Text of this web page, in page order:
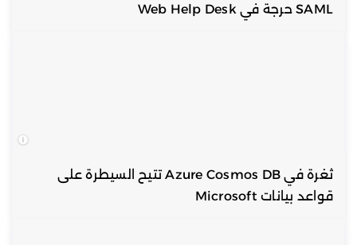
SAML حرجة في Web Help Desk
ثغرة في Azure Cosmos DB تتيح السيطرة على
قواعد بيانات Microsoft